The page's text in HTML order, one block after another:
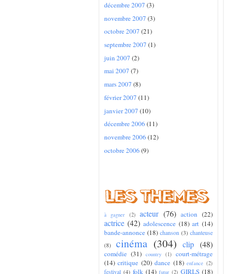
décembre 2007 (3)
novembre 2007 (3)
octobre 2007 (21)
septembre 2007 (1)
juin 2007 (2)
mai 2007 (7)
mars 2007 (8)
février 2007 (11)
janvier 2007 (10)
décembre 2006(11)
novembre 2006(12)
octobre 2006(9)
à gagner (2) acteur (76) action (22)
actrice (42) adolescence (18) art (14)
bande-annonce (18) chanson (3) chanteuse
(8)
cinéma (304) clip (48)
comédie (31) country (1)
court-métrage
(14) critique (20) dance (18) enfance (2)
festival (4) folk (14) futur (2) GIRLS (18)